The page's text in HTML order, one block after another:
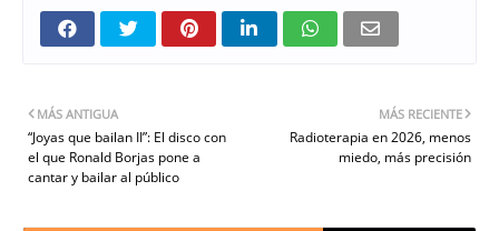
MÁS RECIENTE
Radioterapia en 2026, menos
miedo, más precisión
MÁS ANTIGUA
“Joyas que bailan II”: El disco con
el que Ronald Borjas pone a
cantar y bailar al público